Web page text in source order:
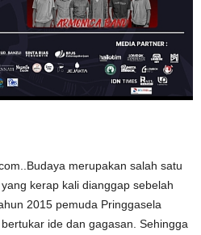
merupakan salah satu
kerap kali dianggap sebelah
2015 pemuda Pringgasela
ide dan gagasan. Sehingga